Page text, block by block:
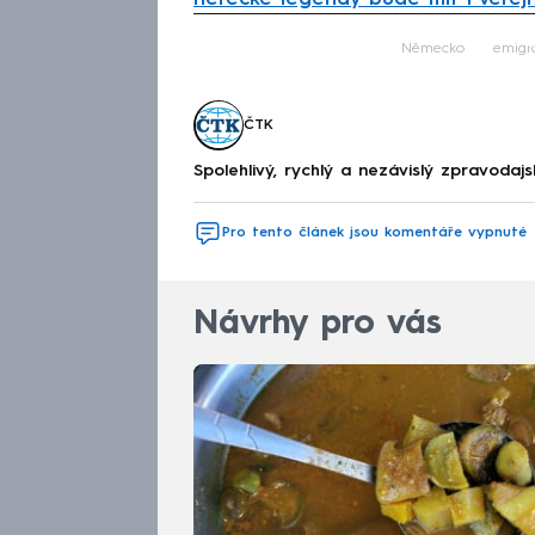
Německo
ČTK
Spolehlivý, rychlý a nezávislý
Pro tento článek jsou komentáře vypnuté
Návrhy pro vás